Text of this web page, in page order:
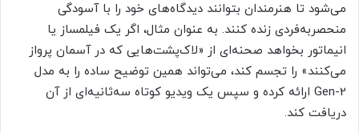
می‌شود تا هنرمندان بتوانند دیدگاه‌های خود را با آسودگی
منحصربه‌فردی زنده کنند. به عنوان مثال، اگر یک فیلمساز یا
انیماتور بخواهد صحنه‌ای از «لاک‌پشت‌هایی که در آسمان پرواز
می‌کنند» را تجسم کند، می‌تواند همین توضیح ساده را به مدل
Gen-2 ارائه کرده و سپس یک ویدیو کوتاه سه‌ثانیه‌ای از آن
دریافت کند.